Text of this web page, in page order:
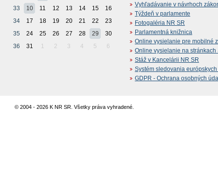
33
10 11 12 13 14 15
16
34
17 18 19 20 21 22
23
35
24 25 26 27 28 29
30
36
31 1 2 3 4 5 6
Vyhľadávanie v návrhoch
Týždeň v parlamente
Fotogaléria NR SR
Parlamentná knižnica
Online vysielanie pre mobilné
Online vysielanie na stránkach
Stáž v Kancelárii NR SR
Systém sledovania
GDPR - Ochrana osobných
© 2004 - 2026 K NR SR. Všetky práva vyhradené.